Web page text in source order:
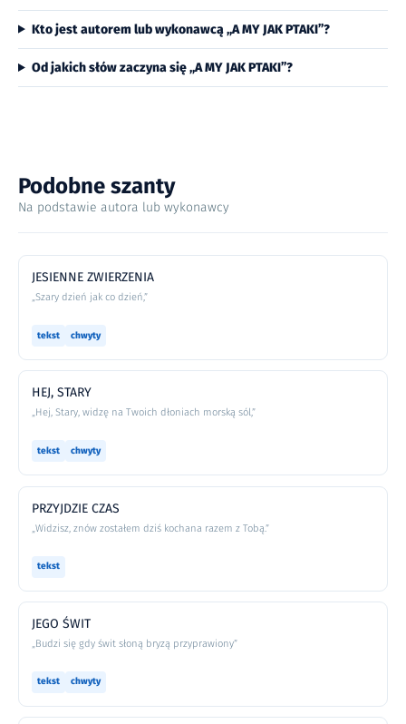
Kto jest autorem lub wykonawcą „A MY JAK PTAKI”?
Od jakich słów zaczyna się „A MY JAK PTAKI”?
Podobne szanty
Na podstawie autora lub wykonawcy
JESIENNE ZWIERZENIA
„Szary dzień jak co dzień,”
tekst chwyty
HEJ, STARY
„Hej, Stary, widzę na Twoich dłoniach morską sól,”
tekst chwyty
PRZYJDZIE CZAS
„Widzisz, znów zostałem dziś kochana razem z Tobą.”
tekst
JEGO ŚWIT
„Budzi się gdy świt słoną bryzą przyprawiony”
tekst chwyty